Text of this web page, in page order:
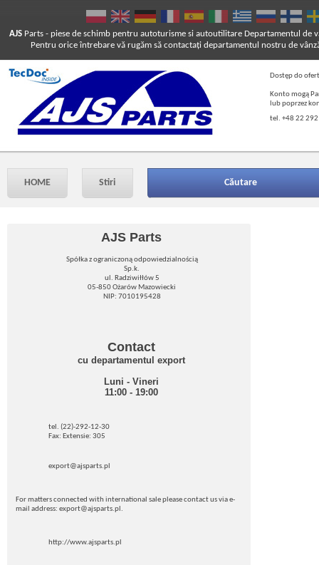
AJS Parts - piese de schimb pentru autoturisme si autoutilitare
Pentru orice întrebare vă rugăm să contactaţi departamentul nostru de
Departamentul de
Dostęp do
Konto mogą
lub poprzez
tel. +48 22
HOME Stiri Căutare
AJS Parts
Spółka z ograniczoną odpowiedzialnością
Sp.k.
ul. Radziwiłłów 5
05-850 Ożarów Mazowiecki
NIP: 7010195428
Contact
cu departamentul export
Luni - Vineri
11:00 - 19:00
tel. (22)-292-12-30
Fax: Extensie: 305
export@ajsparts.pl
For matters connected with international sale please contact us via e-
mail address: export@ajsparts.pl.
http://www.ajsparts.pl